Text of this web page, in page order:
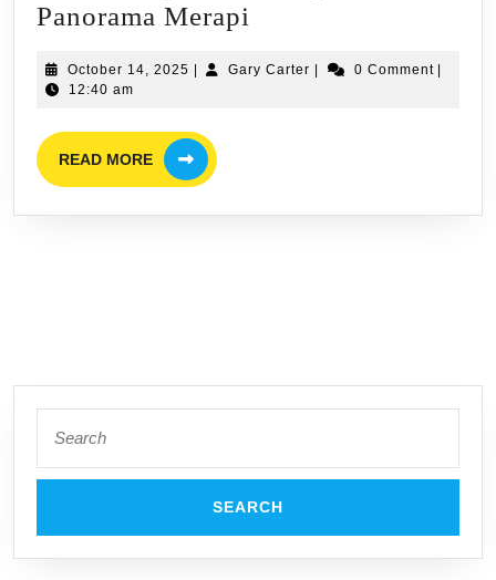
Panorama Merapi
Gereja
Dengan
October 14, 2025 OctoberGary Carter Gary
0 Comment
12:40 am
READ MORE
READ
MORE
for: